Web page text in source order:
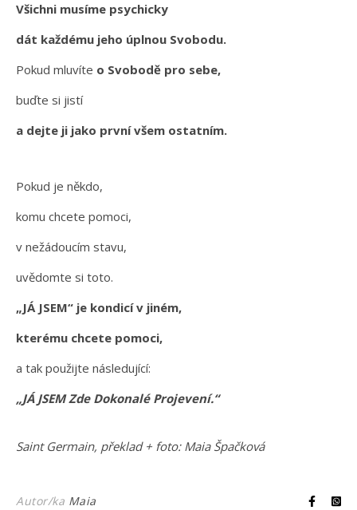
Všichni musíme psychicky
dát každému jeho úplnou Svobodu.
Pokud mluvíte o Svobodě pro sebe,
buďte si jistí
a dejte ji jako první všem ostatním.
Pokud je někdo,
komu chcete pomoci,
v nežádoucím stavu,
uvědomte si toto.
„JÁ JSEM“ je kondicí v jiném,
kterému chcete pomoci,
a tak použijte následující:
„JÁ JSEM Zde Dokonalé Projevení.“
Saint Germain, překlad + foto: Maia Špačková
Autor/ka Maia